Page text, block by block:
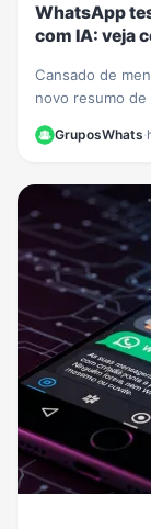
WhatsApp
com IA: veja
Cansado de
novo resumo de
função vai
GruposWhats·